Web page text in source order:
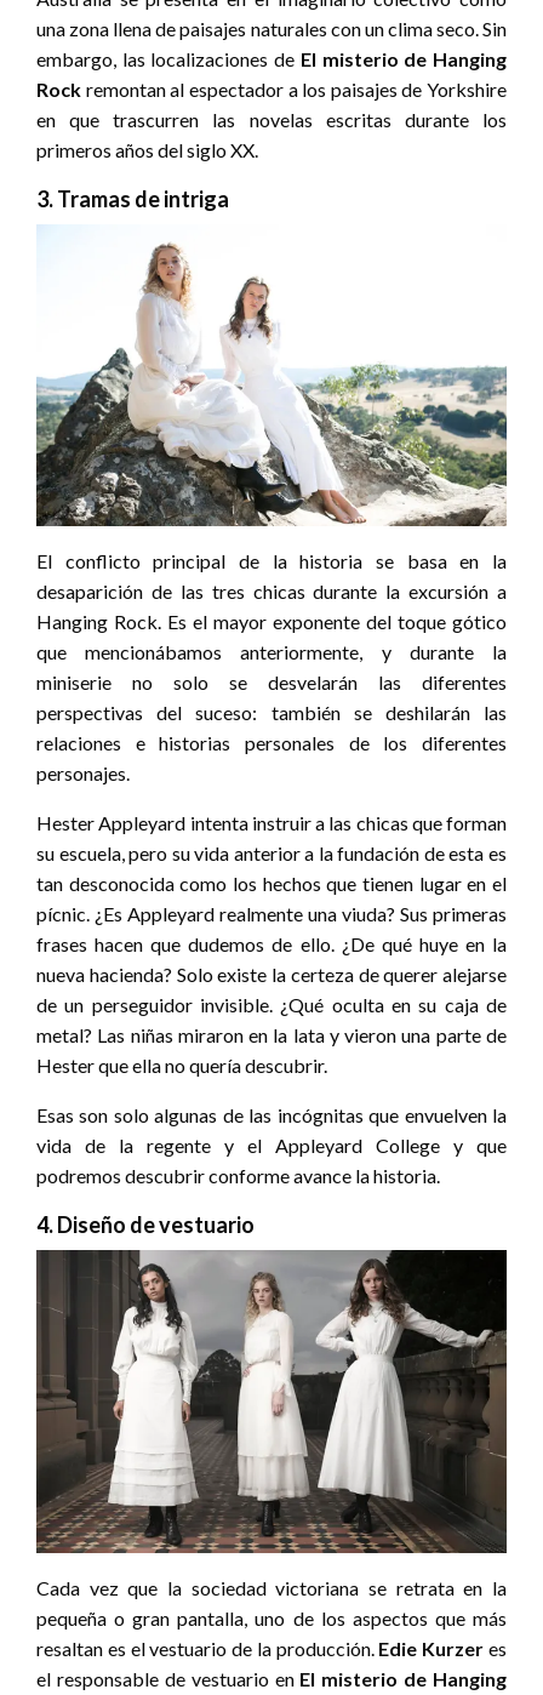
una zona llena de paisajes naturales con un clima seco. Sin
embargo, las localizaciones de El misterio de Hanging
Rock remontan al espectador a los paisajes de Yorkshire
en que trascurren las novelas escritas durante los
primeros años del siglo XX.
3. Tramas de intriga
El conflicto principal de la historia se basa en la
desaparición de las tres chicas durante la excursión a
Hanging Rock. Es el mayor exponente del toque gótico
que mencionábamos anteriormente, y durante la
miniserie no solo se desvelarán las diferentes
perspectivas del suceso: también se deshilarán las
relaciones e historias personales de los diferentes
personajes.
Hester Appleyard intenta instruir a las chicas que forman
su escuela, pero su vida anterior a la fundación de esta es
tan desconocida como los hechos que tienen lugar en el
pícnic. ¿Es Appleyard realmente una viuda? Sus primeras
frases hacen que dudemos de ello. ¿De qué huye en la
nueva hacienda? Solo existe la certeza de querer alejarse
de un perseguidor invisible. ¿Qué oculta en su caja de
metal? Las niñas miraron en la lata y vieron una parte de
Hester que ella no quería descubrir.
Esas son solo algunas de las incógnitas que envuelven la
vida de la regente y el Appleyard College y que
podremos descubrir conforme avance la historia.
4. Diseño de vestuario
Cada vez que la sociedad victoriana se retrata en la
pequeña o gran pantalla, uno de los aspectos que más
resaltan es el vestuario de la producción. Edie Kurzer es
el responsable de vestuario en El misterio de Hanging